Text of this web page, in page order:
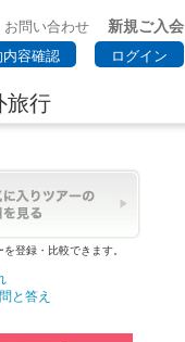
お問い合わせ
新規ご入会
内容確認 ログイン
旅行
登録・比較できます。
と答え